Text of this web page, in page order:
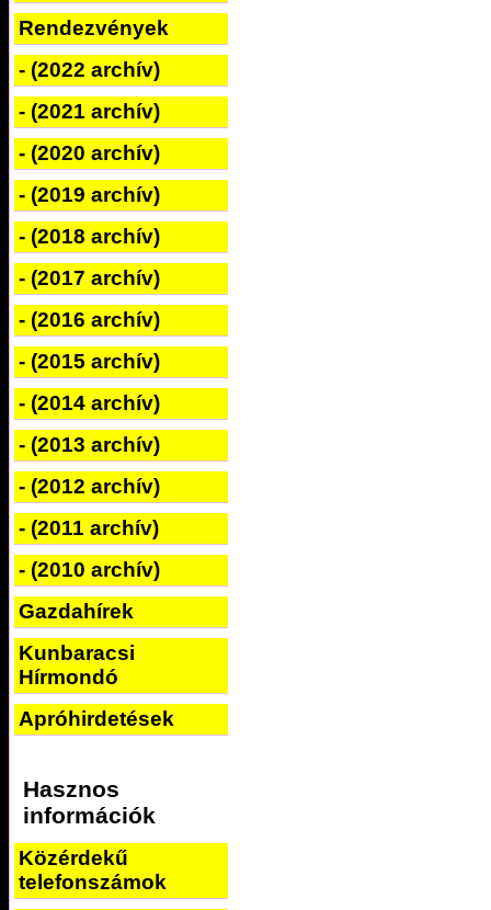
Rendezvények
- (2022 archív)
- (2021 archív)
- (2020 archív)
- (2019 archív)
- (2018 archív)
- (2017 archív)
- (2016 archív)
- (2015 archív)
- (2014 archív)
- (2013 archív)
- (2012 archív)
- (2011 archív)
- (2010 archív)
Gazdahírek
Kunbaracsi
Hírmondó
Apróhirdetések
Hasznos
információk
Közérdekű
telefonszámok